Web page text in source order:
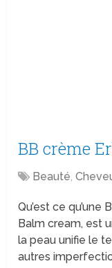
BB crème
Beauté,
Qu’est ce
Balm cream, est
la peau unifie le
autres